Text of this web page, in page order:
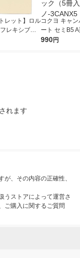
レット】ロル
レキシブル
A5 4分割 ク
コクヨ キャ
ート セミB5
（ミリ） 30
990円
れます
、その内容の正確性、
うストアによって運営さ
ご購入に関するご質問